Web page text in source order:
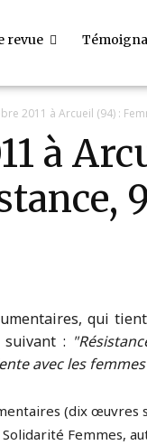
revue
2011 à Arcueil (94) :
à
qui
:
avec les femmes
(dix œuvres
Femmes,